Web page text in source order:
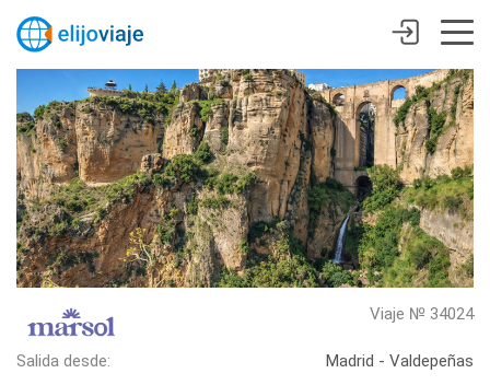
Viaje № 34024
Salida desde:
Madrid - Valdepeñas